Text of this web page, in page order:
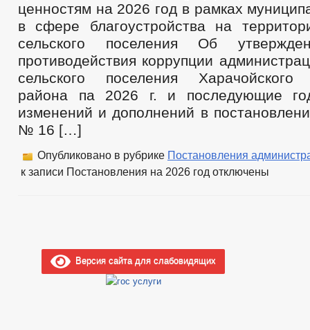
ценностям на 2026 год в рамках
в сфере благоустройства на
сельского поселения Об
противодействия коррупции
сельского поселения Харачойского
района па 2026 г. и последующие
изменений и дополнений в
№ 16 […]
Опубликовано в рубрике Постановления
к записи Постановления на 2026 год отключены
Версия сайта для слабовидящих